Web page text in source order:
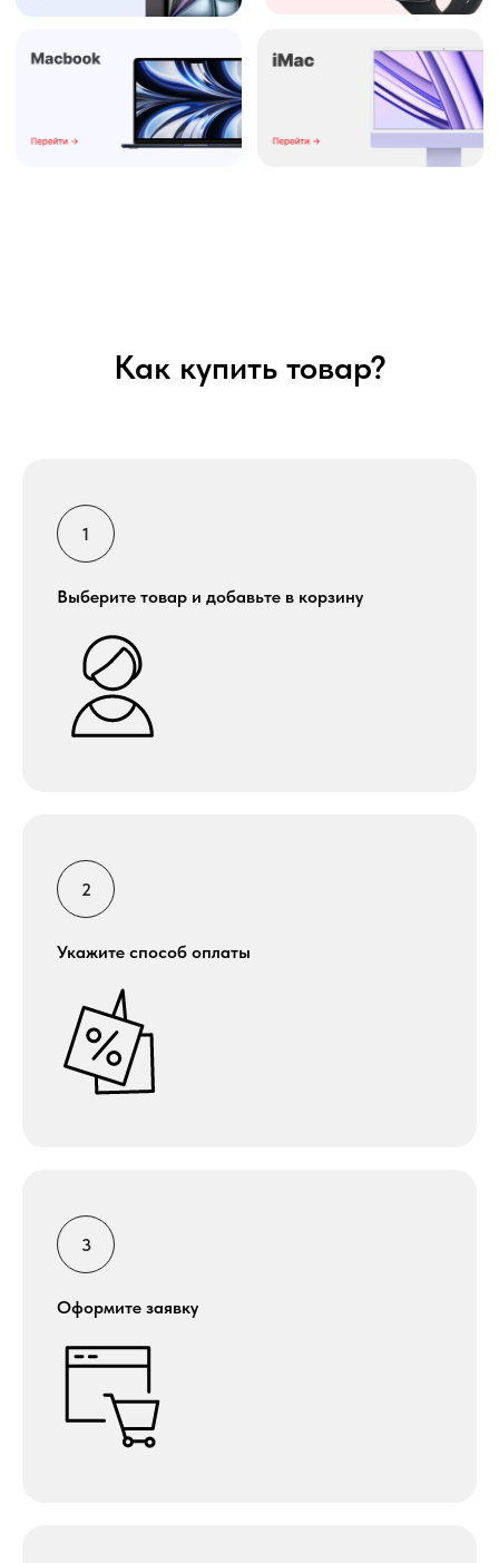
Как купить товар?
Выберите товар и добавьте в корзину
Укажите способ оплаты
Оформите заявку